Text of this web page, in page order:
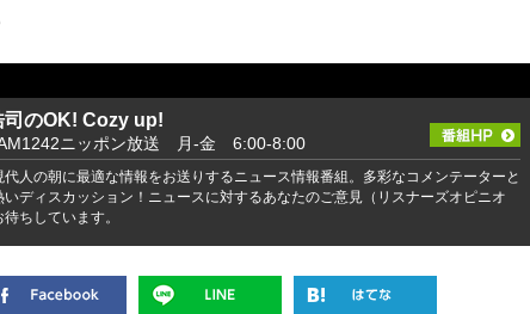
司のOK! Cozy up!
ニッポン放送 月-金 6:00-8:00
代人の朝に最適な情報をお送りするニュース情報番組。多彩なコメンテーターと
いディスカッション！ニュースに対するあなたのご意見（リスナーズオピニオ
ちしています。